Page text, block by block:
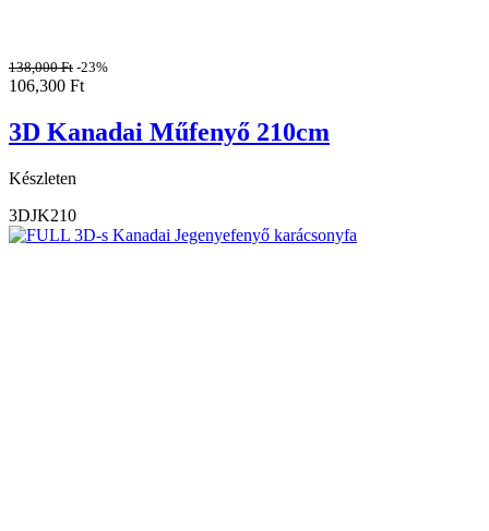
138,000Ft -23%
106,300 Ft
3D Kanadai Műfenyő 210cm
Készleten
3DJK210